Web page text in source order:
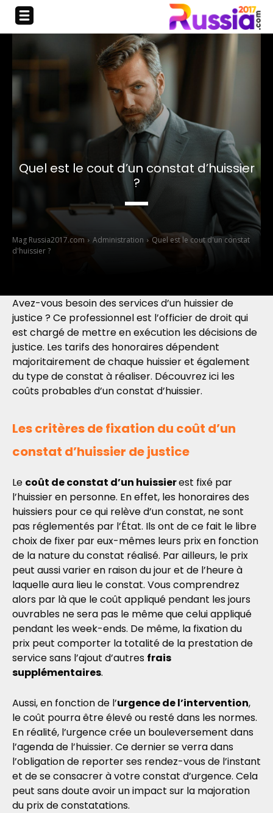
Quel est le cout d’un constat d’huissier
?
Mag Russia2017.com Administration
Quel est le cout d'un constat
d'huissier ?
Avez-vous besoin des services d’un huissier de
justice ? Ce professionnel est l’officier de droit qui
est chargé de mettre en exécution les décisions de
justice. Les tarifs des honoraires dépendent
majoritairement de chaque huissier et également
du type de constat à réaliser. Découvrez ici les
coûts probables d’un constat d’huissier.
Les critères de fixation du coût d’un
constat d’huissier de justice
Le coût de constat d’un huissierest fixé par
l’huissier en personne. En effet, les honoraires des
huissiers pour ce qui relève d’un constat, ne sont
pas réglementés par l’État. Ils ont de ce fait le libre
choix de fixer par eux-mêmes leurs prix en fonction
de la nature du constat réalisé. Par ailleurs, le prix
peut aussi varier en raison du jour et de l’heure à
laquelle aura lieu le constat. Vous comprendrez
alors par là que le coût appliqué pendant les jours
ouvrables ne sera pas le même que celui appliqué
pendant les week-ends. De même, la fixation du
prix peut comporter la totalité de la prestation de
service sans l’ajout d’autres frais
supplémentaires.
Aussi, en fonction de l’urgence de l’intervention,
le coût pourra être élevé ou resté dans les normes.
En réalité, l’urgence crée un bouleversement dans
l’agenda de l’huissier. Ce dernier se verra dans
l’obligation de reporter ses rendez-vous de l’instant
et de se consacrer à votre constat d’urgence. Cela
peut sans doute avoir un impact sur la majoration
du prix de constatations.